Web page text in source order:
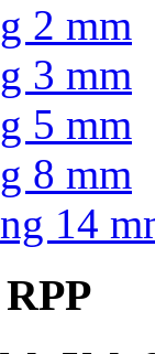
2 mm
3 mm
5 mm
8 mm
14